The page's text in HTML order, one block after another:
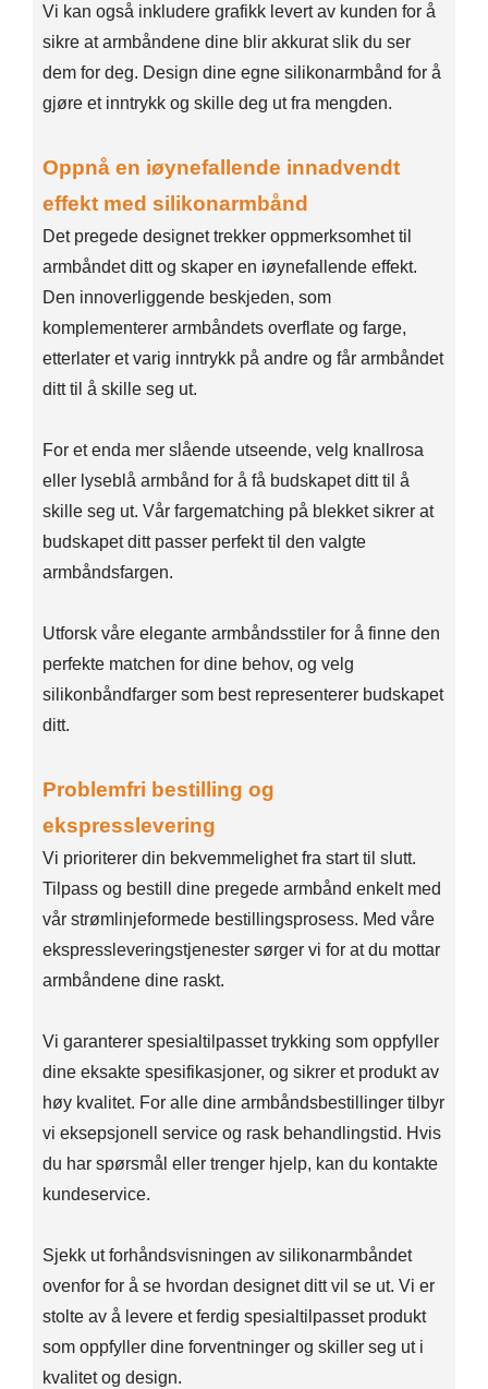
Vi kan også inkludere grafikk levert av kunden for å
sikre at armbåndene dine blir akkurat slik du ser
dem for deg. Design dine egne silikonarmbånd for å
gjøre et inntrykk og skille deg ut fra mengden.
Oppnå en iøynefallende innadvendt
effekt med silikonarmbånd
Det pregede designet trekker oppmerksomhet til
armbåndet ditt og skaper en iøynefallende effekt.
Den innoverliggende beskjeden, som
komplementerer armbåndets overflate og farge,
etterlater et varig inntrykk på andre og får armbåndet
ditt til å skille seg ut.
For et enda mer slående utseende, velg knallrosa
eller lyseblå armbånd for å få budskapet ditt til å
skille seg ut. Vår fargematching på blekket sikrer at
budskapet ditt passer perfekt til den valgte
armbåndsfargen.
Utforsk våre elegante armbåndsstiler for å finne den
perfekte matchen for dine behov, og velg
silikonbåndfarger som best representerer budskapet
ditt.
Problemfri bestilling og
ekspresslevering
Vi prioriterer din bekvemmelighet fra start til slutt.
Tilpass og bestill dine pregede armbånd enkelt med
vår strømlinjeformede bestillingsprosess. Med våre
ekspressleveringstjenester sørger vi for at du mottar
armbåndene dine raskt.
Vi garanterer spesialtilpasset trykking som oppfyller
dine eksakte spesifikasjoner, og sikrer et produkt av
høy kvalitet. For alle dine armbåndsbestillinger tilbyr
vi eksepsjonell service og rask behandlingstid. Hvis
du har spørsmål eller trenger hjelp, kan du kontakte
kundeservice.
Sjekk ut forhåndsvisningen av silikonarmbåndet
ovenfor for å se hvordan designet ditt vil se ut. Vi er
stolte av å levere et ferdig spesialtilpasset produkt
som oppfyller dine forventninger og skiller seg ut i
kvalitet og design.